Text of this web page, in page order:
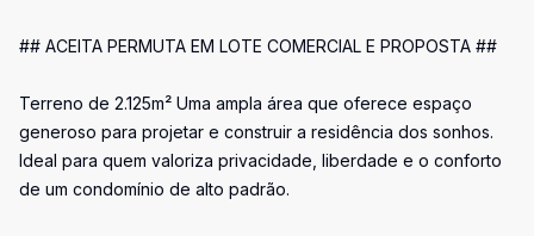
## ACEITA PERMUTA EM LOTE COMERCIAL E PROPOSTA ##
Terreno de 2.125m² Uma ampla área que oferece espaço
generoso para projetar e construir a residência dos sonhos.
Ideal para quem valoriza privacidade, liberdade e o conforto
de um condomínio de alto padrão.